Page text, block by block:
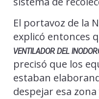
El portavoz de la
explicó entonces
VENTILADOR DEL
precisó que los
estaban
despejar esa